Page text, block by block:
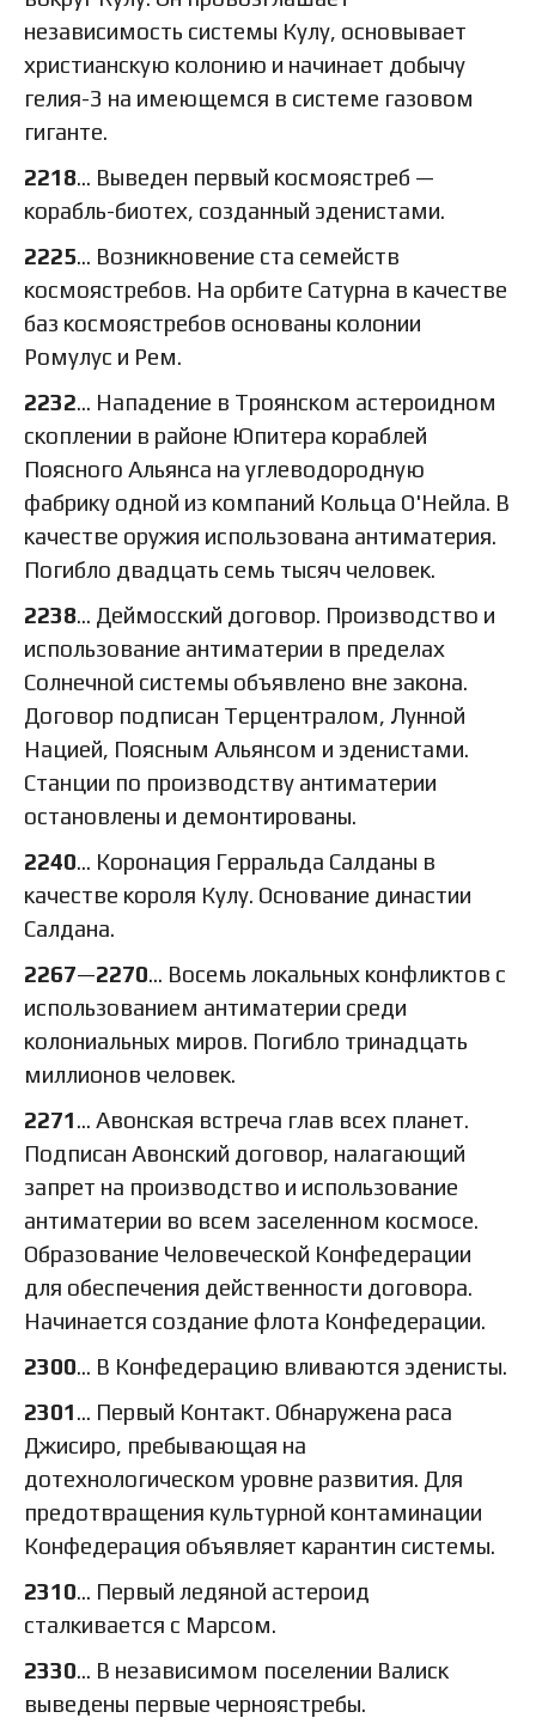
независимость системы Кулу, основывает
христианскую колонию и начинает добычу
гелия-3 на имеющемся в системе газовом
гиганте.
2218… Выведен первый космоястреб —
корабль-биотех, созданный эденистами.
2225… Возникновение ста семейств
космоястребов. На орбите Сатурна в качестве
баз космоястребов основаны колонии
Ромулус и Рем.
2232… Нападение в Троянском астероидном
скоплении в районе Юпитера кораблей
Поясного Альянса на углеводородную
фабрику одной из компаний Кольца О'Нейла. В
качестве оружия использована антиматерия.
Погибло двадцать семь тысяч человек.
2238… Деймосский договор. Производство и
использование антиматерии в пределах
Солнечной системы объявлено вне закона.
Договор подписан Терцентралом, Лунной
Нацией, Поясным Альянсом и эденистами.
Станции по производству антиматерии
остановлены и демонтированы.
2240… Коронация Герральда Салданы в
качестве короля Кулу. Основание династии
Салдана.
2267—2270… Восемь локальных конфликтов с
использованием антиматерии среди
колониальных миров. Погибло тринадцать
миллионов человек.
2271… Авонская встреча глав всех планет.
Подписан Авонский договор, налагающий
запрет на производство и использование
антиматерии во всем заселенном космосе.
Образование Человеческой Конфедерации
для обеспечения действенности договора.
Начинается создание флота Конфедерации.
2300… В Конфедерацию вливаются эденисты.
2301… Первый Контакт. Обнаружена раса
Джисиро, пребывающая на
дотехнологическом уровне развития. Для
предотвращения культурной контаминации
Конфедерация объявляет карантин системы.
2310… Первый ледяной астероид
сталкивается с Марсом.
2330… В независимом поселении Валиск
выведены первые черноястребы.